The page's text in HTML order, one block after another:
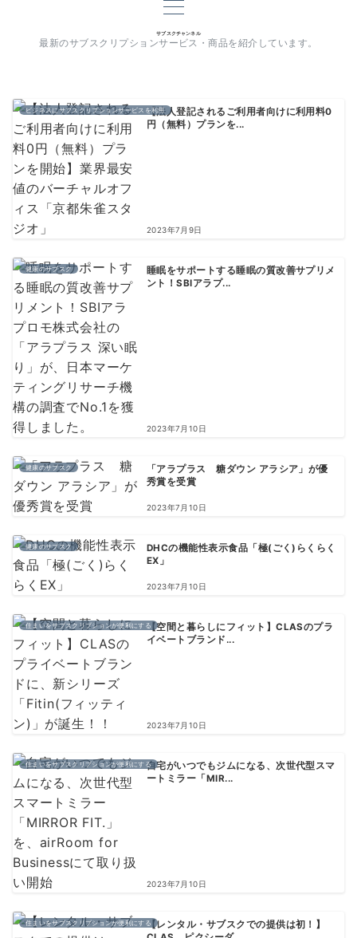
サブスクチャンネル
最新のサブスクリプションサービス・商品を紹介しています。
ビジネスにサブスクリプションサービスを利用【法人登記されるご利用者向けに利用料0
円（無料）プランを...
2023年7月9日
健康のサブスク
睡眠をサポートする睡眠の質改善サプリメ
ント！SBIアラプ...
2023年7月10日
健康のサブスク
「アラプラス 糖ダウン アラシア」が優
秀賞を受賞
2023年7月10日
健康のサブスク
DHCの機能性表示食品「極(ごく)らくらく
EX」
2023年7月10日
住まいをサブスクリプションが便利にする【空間と暮らしにフィット】CLASのプラ
イベートブランド...
2023年7月10日
住まいをサブスクリプションが便利にする自宅がいつでもジムになる、次世代型スマ
ートミラー「MIR...
2023年7月10日
住まいをサブスクリプションが便利にする【レンタル・サブスクでの提供は初！】